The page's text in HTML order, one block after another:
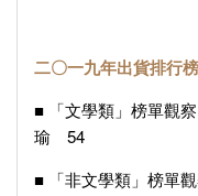
二〇一九年出貨排行
■ 「文學類」榜單觀察
瑜 54
■ 「非文學類」榜單